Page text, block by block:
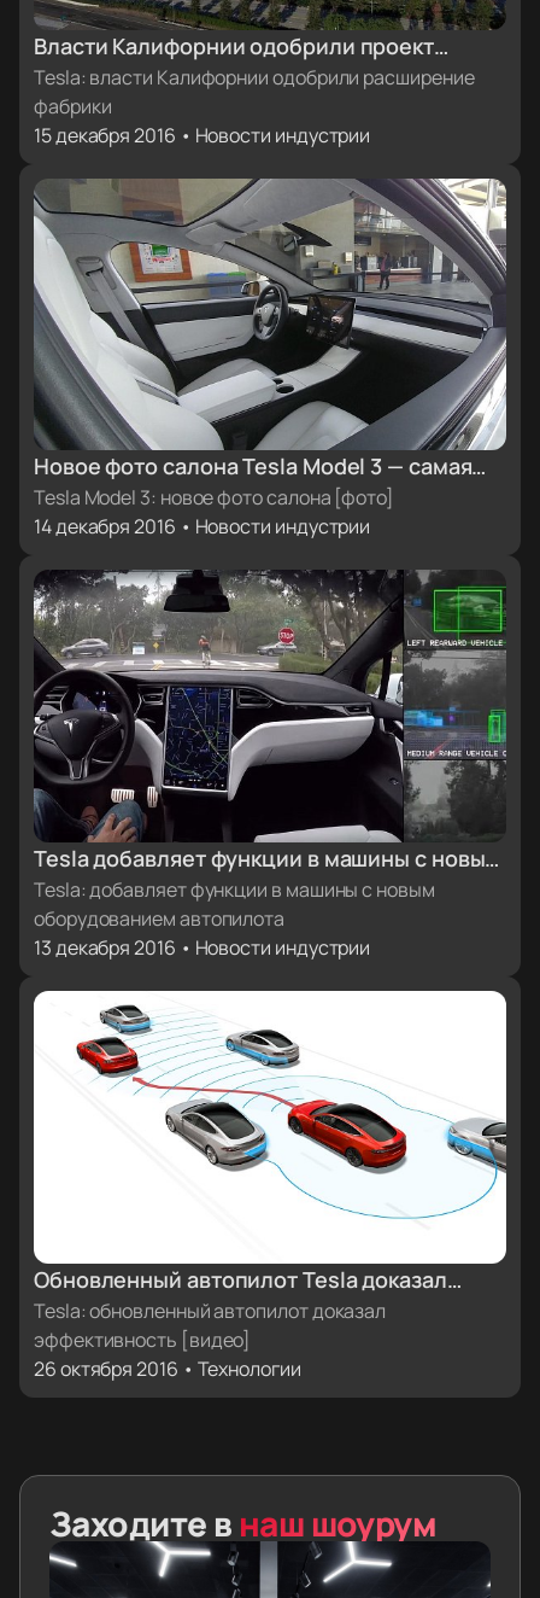
Власти Калифорнии одобрили проект
расширения фабрики Tesla Motors [бонус:
фото завода с высоты птичьего полета]
Tesla: власти Калифорнии одобрили расширение
фабрики
15 декабря 2016 • Новости индустрии
Новое фото салона Tesla Model 3 — самая
качественная фотография интерьера на
сегодняшний день [фото]
Tesla Model 3: новое фото салона [фото]
14 декабря 2016 • Новости индустрии
Tesla добавляет функции в машины с новым
оборудованием автопилота
Tesla: добавляет функции в машины с новым
оборудованием автопилота
13 декабря 2016 • Новости индустрии
Обновленный автопилот Tesla доказал
свою эффективность через неделю после
обновления прошивки до версии 8.0
[видео]
Tesla: обновленный автопилот доказал
эффективность [видео]
26 октября 2016 • Технологии
Заходите в наш шоурум